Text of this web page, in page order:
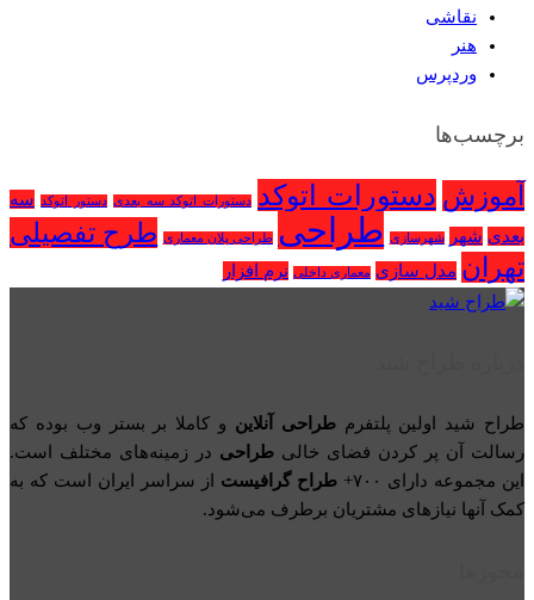
نقاشی
هنر
وردپرس
برچسب‌ها
آموزش دستورات اتوکد دستورات اتوکد سه بعدی دستور اتوکد سه
بعدی شهر شهرسازی طراحی طراحی پلان معماری طرح تفصیلی
تهران مدل سازی معماری داخلی نرم افزار
طراح شید اولین پلتفرمطراحی آنلاین و کاملا بر بستر وب بوده که
رسالت آن پر کردن فضای خالی طراحی در زمینه‌های مختلف است.
این مجموعه دارای ۷۰۰+
طراح گرافیست از سراسر ایران است که به
کمک آنها نیازهای مشتریان برطرف می‌شود.